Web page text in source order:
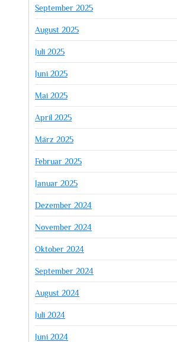
September 2025
August 2025
Juli 2025
Juni 2025
Mai 2025
April 2025
März 2025
Februar 2025
Januar 2025
Dezember 2024
November 2024
Oktober 2024
September 2024
August 2024
Juli 2024
Juni 2024